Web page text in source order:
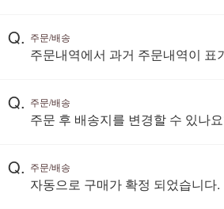
Q. 주문/배송
주문내역에서 과거 주문내역이 표
Q. 주문/배송
주문 후 배송지를 변경할 수 있나
Q. 주문/배송
자동으로 구매가 확정 되었습니다.